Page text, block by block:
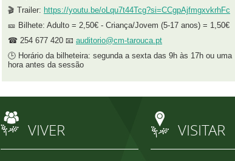
🎬 Trailer: https://youtu.be/oLqu7t44Tcg?si=CCgpAjfmgxvkrhFc
🎫 Bilhete: Adulto = 2,50€ - Criança/Jovem (5-17 anos) = 1,50€
☎ 254 677 420 📧 auditorio@cm-tarouca.pt
🕒 Horário da bilheteira: segunda a sexta das 9h às 17h ou uma
hora antes da sessão
VIVER VISITAR